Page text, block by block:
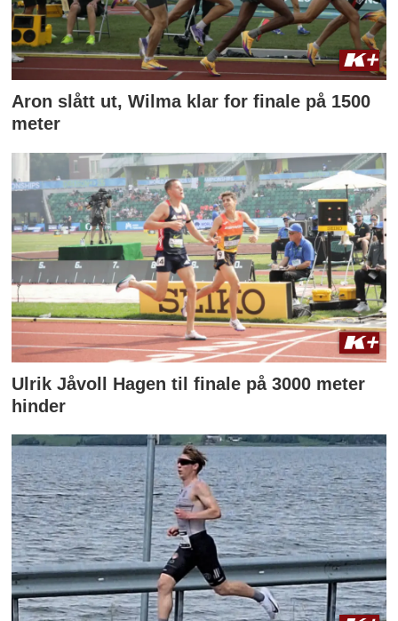
Aron slått ut, Wilma klar for finale på 1500
meter
Ulrik Jåvoll Hagen til finale på 3000 meter
hinder